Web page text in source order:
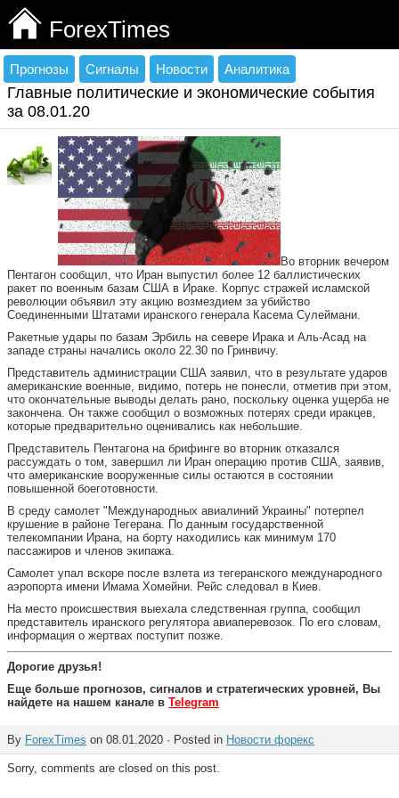
ForexTimes
Прогнозы Сигналы Новости Аналитика
Главные политические и экономические события
за 08.01.20
Во вторник вечером
Пентагон сообщил, что Иран выпустил более 12 баллистических
ракет по военным базам США в Ираке. Корпус стражей исламской
революции объявил эту акцию возмездием за убийство
Соединенными Штатами иранского генерала Касема Сулеймани.
Ракетные удары по базам Эрбиль на севере Ирака и Аль-Асад на
западе страны начались около 22.30 по Гринвичу.
Представитель администрации США заявил, что в результате ударов
американские военные, видимо, потерь не понесли, отметив при этом,
что окончательные выводы делать рано, поскольку оценка ущерба не
закончена. Он также сообщил о возможных потерях среди иракцев,
которые предварительно оценивались как небольшие.
Представитель Пентагона на брифинге во вторник отказался
рассуждать о том, завершил ли Иран операцию против США, заявив,
что американские вооруженные силы остаются в состоянии
повышенной боеготовности.
В среду самолет "Международных авиалиний Украины" потерпел
крушение в районе Тегерана. По данным государственной
телекомпании Ирана, на борту находились как минимум 170
пассажиров и членов экипажа.
Самолет упал вскоре после взлета из тегеранского международного
аэропорта имени Имама Хомейни. Рейс следовал в Киев.
На место происшествия выехала следственная группа, сообщил
представитель иранского регулятора авиаперевозок. По его словам,
информация о жертвах поступит позже.
Дорогие друзья!
Еще больше прогнозов, сигналов и стратегических уровней, Вы
найдете на нашем канале в Telegram
By ForexTimes on 08.01.2020 · Posted in Новости форекс
Sorry, comments are closed on this post.